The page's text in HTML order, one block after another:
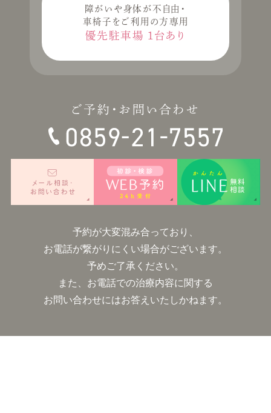
障がいや身体が不自由・
車椅子をご利用の方専用
優先駐車場 1台あり
ご予約・お問い合わせ
予約が大変混み合っており、
お電話が繋がりにくい場合がございます。
予めご了承ください。
また、お電話での治療内容に関する
お問い合わせにはお答えいたしかねます。